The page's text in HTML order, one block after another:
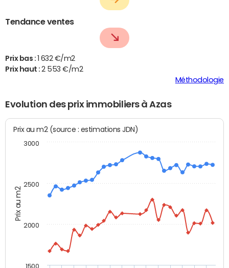
Tendance ventes
Prix bas :
1 632 €/m2
Prix haut :2 553 €/m2
Méthodologie
Evolution des prix immobiliers à Azas
Prix au m2
Prix au m2 (source : estimations JDN)
1500
2000
2500
3000